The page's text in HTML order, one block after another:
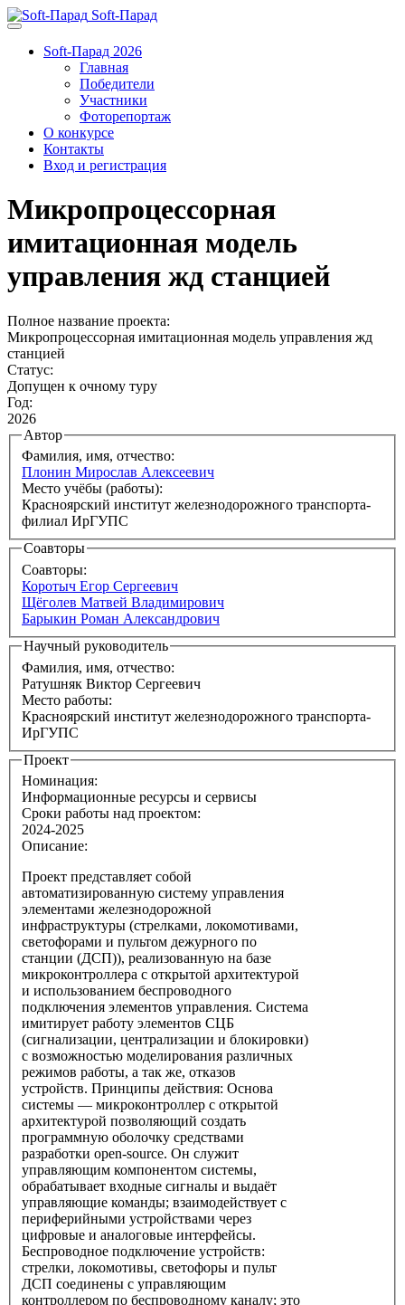
Soft-Парад
Soft-Парад 2026
Главная
Победители
Участники
Фоторепортаж
О конкурсе
Контакты
Вход и регистрация
Микропроцессорная
имитационная модель
управления жд станцией
Полное название проекта:
Микропроцессорная имитационная модель управления жд
станцией
Статус:
Допущен к очному туру
Год:
2026
Автор
Фамилия, имя, отчество:
Плонин Мирослав Алексеевич
Место учёбы (работы):
Красноярский институт железнодорожного транспорта-
филиал ИрГУПС
Соавторы
Соавторы:
Коротыч Егор Сергеевич
Щёголев Матвей Владимирович
Барыкин Роман Александрович
Научный руководитель
Фамилия, имя, отчество:
Ратушняк Виктор Сергеевич
Место работы:
Красноярский институт железнодорожного транспорта-
ИрГУПС
Проект
Номинация:
Информационные ресурсы и сервисы
Сроки работы над проектом:
2024-2025
Описание:
Проект представляет собой
автоматизированную систему управления
элементами железнодорожной
инфраструктуры (стрелками, локомотивами,
светофорами и пультом дежурного по
станции (ДСП)), реализованную на базе
микроконтроллера с открытой архитектурой
и использованием беспроводного
подключения элементов управления. Система
имитирует работу элементов СЦБ
(сигнализации, централизации и блокировки)
с возможностью моделирования различных
режимов работы, а так же, отказов
устройств. Принципы действия: Основа
системы — микроконтроллер с открытой
архитектурой позволяющий создать
программную оболочку средствами
разработки open-source. Он служит
управляющим компонентом системы,
обрабатывает входные сигналы и выдаёт
управляющие команды; взаимодействует с
периферийными устройствами через
цифровые и аналоговые интерфейсы.
Беспроводное подключение устройств:
стрелки, локомотивы, светофоры и пульт
ДСП соединены с управляющим
контроллером по беспроводному каналу; это